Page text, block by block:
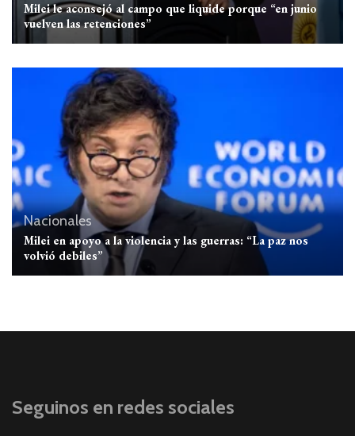
Milei le aconsejó al campo que liquide porque “en junio
vuelven las retenciones”
Nacionales
Milei en apoyo a la violencia y las guerras: “La paz nos
volvió debiles”
Seguinos en redes sociales